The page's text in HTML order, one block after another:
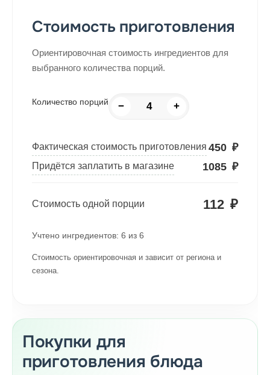
Стоимость приготовления
Ориентировочная стоимость ингредиентов для
выбранного количества порций.
Количество порций − +
Фактическая стоимость приготовления 450 ₽
Придётся заплатить в магазине 1085 ₽
Стоимость одной порции 112 ₽
Учтено ингредиентов: 6 из 6
Стоимость ориентировочная и зависит от региона и
сезона.
Покупки для
приготовления блюда